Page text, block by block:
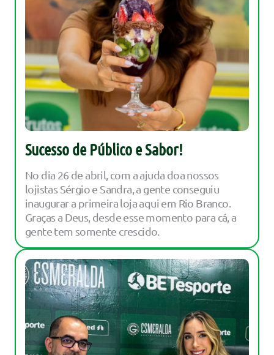
Sucesso de Público e Sabor!
No dia 26 de abril, com a ajuda doa nossos
lojistas Sérgio e Sandra, a gente conseguiu
inaugurar a primeira loja aqui em Rio Branco.
Graças a Deus, desde esse momento para cá, a
gente tem somente crescido.